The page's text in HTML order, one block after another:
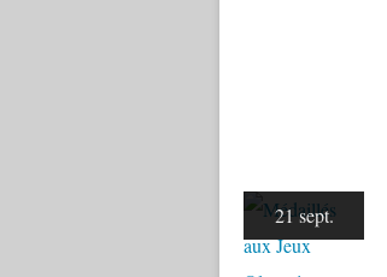
21 sept.